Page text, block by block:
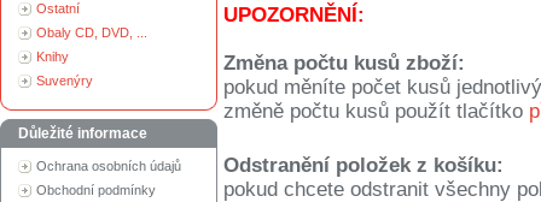
Ostatní
Obaly CD, DVD, ...
Knihy
Suvenýry
Důležité informace
Ochrana osobních údajů
Obchodní podmínky
UPOZORNĚNÍ:
Změna počtu kusů zboží:
pokud měníte počet kusů
změně počtu kusů použít tlačítko
Odstranění položek z košíku:
pokud chcete odstranit všechny